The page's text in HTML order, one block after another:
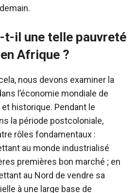
t-il une telle pauvreté
Afrique ?
nous devons examiner la
l’économie mondiale de
historique. Pendant le
la période postcoloniale,
rôles fondamentaux :
au monde industrialisé
premières bon marché ; en
au Nord de vendre sa
à une large base de